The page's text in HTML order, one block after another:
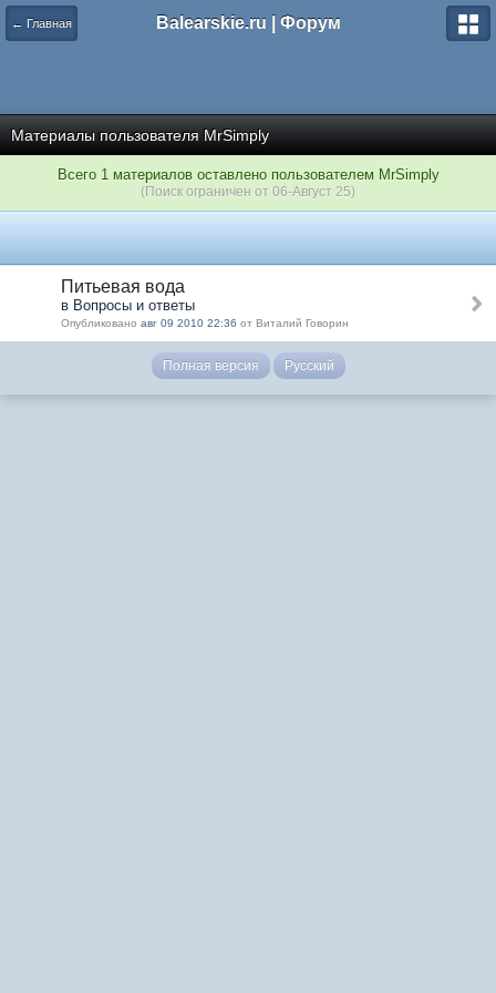
← Главная Balearskie.ru | Форум
Материалы пользователя MrSimply
Всего 1 материалов оставлено пользователем MrSimply
(Поиск ограничен от 06-Август 25)
Питьевая вода
в Вопросы и ответы
Опубликовано авг 09 2010 22:36 от Виталий Говорин
Полная версия Русский